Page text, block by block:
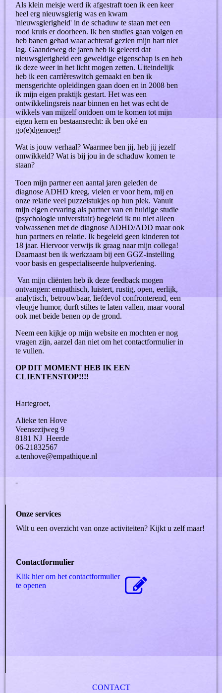
Als klein meisje werd ik afgestraft toen ik een keer
heel erg nieuwsgierig was en kwam
'nieuwsgierigheid' in de schaduw te staan met een
rood kruis er doorheen. Ik ben studies gaan volgen en
heb banen gehad waar achteraf gezien mijn hart niet
lag. Gaandeweg de jaren heb ik geleerd dat
nieuwsgierigheid een geweldige eigenschap is en heb
ik deze weer in het licht mogen zetten. Uiteindelijk
heb ik een carrièreswitch gemaakt en ben ik
mensgerichte opleidingen gaan doen en in 2008 ben
ik mijn eigen praktijk gestart. Het was een
ontwikkelingsreis naar binnen en het was echt de
wikkels van mijzelf ontdoen om te komen tot mijn
eigen kern en bestaansrecht: ik ben oké en
go(e)dgenoeg!
Wat is jouw verhaal? Waarmee ben jij, heb jij jezelf
omwikkeld? Wat is bij jou in de schaduw komen te
staan?
Toen mijn partner een aantal jaren geleden de
diagnose ADHD kreeg, vielen er voor hem, mij en
onze relatie veel puzzelstukjes op hun plek. Vanuit
mijn eigen ervaring als partner van en huidige studie
(psychologie universitair) begeleid ik nu niet alleen
volwassenen met de diagnose ADHD/ADD maar ook
hun partners en relatie. Ik begeleid geen kinderen tot
18 jaar. Hiervoor verwijs ik graag naar mijn collega!
Daarnaast ben ik werkzaam bij een GGZ-instelling
voor basis en gespecialiseerde hulpverlening.
Van mijn cliënten heb ik deze feedback mogen
ontvangen: empathisch, luistert, rustig, open, eerlijk,
analytisch, betrouwbaar, liefdevol confronterend, een
vleugje humor, durft stiltes te laten vallen, maar vooral
ook met beide benen op de grond.
Neem een kijkje op mijn website en mochten er nog
vragen zijn, aarzel dan niet om het contactformulier in
te vullen.
OP DIT MOMENT HEB IK EEN
CLIENTENSTOP!!!!
Hartegroet,
Alieke ten Hove
Veensezijweg 9
8181 NJ Heerde
06-21832567
a.tenhove@empathique.nl
-
Onze services
Wilt u een overzicht van onze activiteiten? Kijkt u zelf maar!
Contactformulier
Klik hier om het contactformulier
te openen
CONTACT